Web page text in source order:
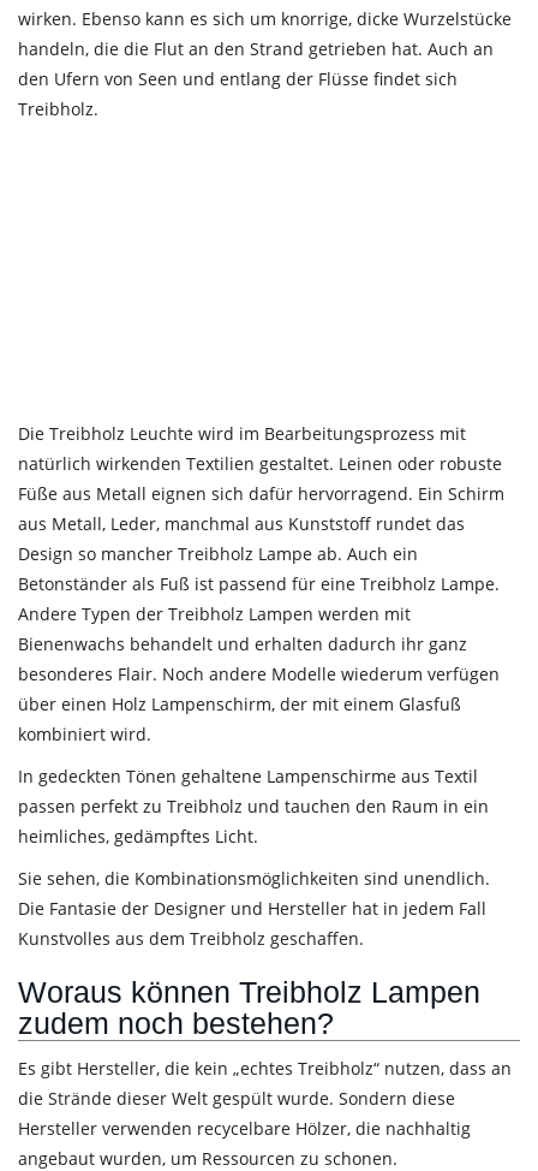
wirken. Ebenso kann es sich um knorrige, dicke Wurzelstücke
handeln, die die Flut an den Strand getrieben hat. Auch an
den Ufern von Seen und entlang der Flüsse findet sich
Treibholz.
Die Treibholz Leuchte wird im Bearbeitungsprozess mit
natürlich wirkenden Textilien gestaltet. Leinen oder robuste
Füße aus Metall eignen sich dafür hervorragend. Ein Schirm
aus Metall, Leder, manchmal aus Kunststoff rundet das
Design so mancher Treibholz Lampe ab. Auch ein
Betonständer als Fuß ist passend für eine Treibholz Lampe.
Andere Typen der Treibholz Lampen werden mit
Bienenwachs behandelt und erhalten dadurch ihr ganz
besonderes Flair. Noch andere Modelle wiederum verfügen
über einen Holz Lampenschirm, der mit einem Glasfuß
kombiniert wird.
In gedeckten Tönen gehaltene Lampenschirme aus Textil
passen perfekt zu Treibholz und tauchen den Raum in ein
heimliches, gedämpftes Licht.
Sie sehen, die Kombinationsmöglichkeiten sind unendlich.
Die Fantasie der Designer und Hersteller hat in jedem Fall
Kunstvolles aus dem Treibholz geschaffen.
Woraus können Treibholz Lampen
zudem noch bestehen?
Es gibt Hersteller, die kein „echtes Treibholz“ nutzen, dass an
die Strände dieser Welt gespült wurde. Sondern diese
Hersteller verwenden recycelbare Hölzer, die nachhaltig
angebaut wurden, um Ressourcen zu schonen.